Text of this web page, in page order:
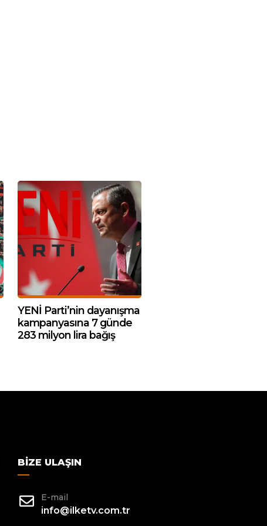
YENİ Parti’nin dayanışma
kampanyasına 7 günde
283 milyon lira bağış
BIZE ULAŞIN
E-mail
info@ilketv.com.tr